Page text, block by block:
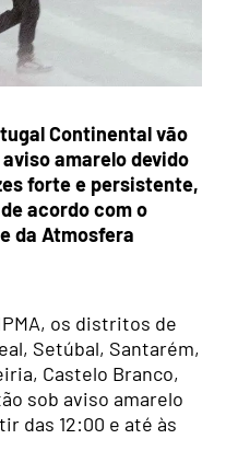
Continental vão
amarelo devido
forte e persistente,
acordo com o
da Atmosfera
os distritos de
Setúbal, Santarém,
Castelo Branco,
sob aviso amarelo
das 12:00 e até às